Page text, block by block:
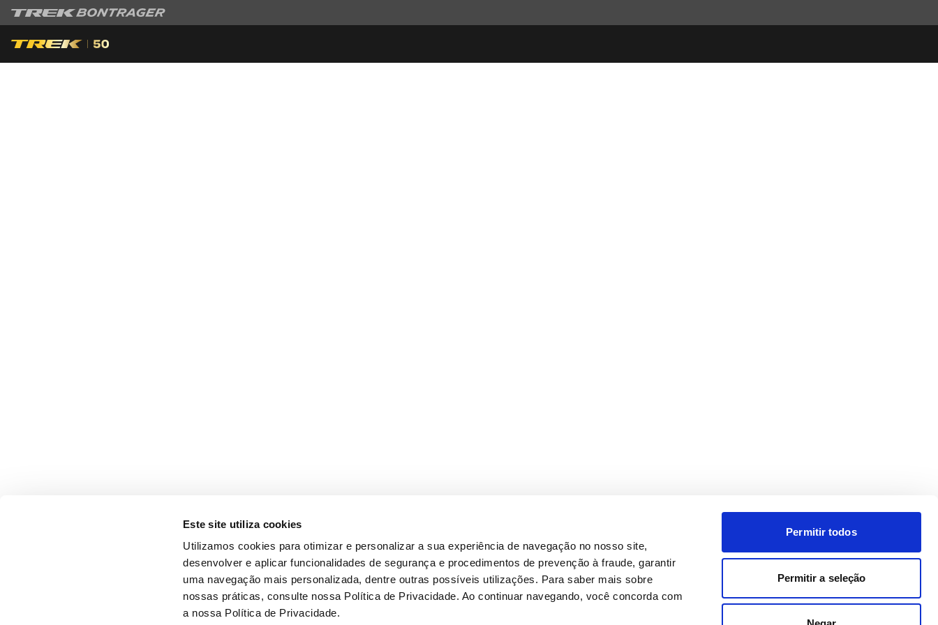
Este site utiliza cookies
Utilizamos cookies para otimizar e personalizar a sua experiência de navegação no nosso site,
desenvolver e aplicar funcionalidades de segurança e procedimentos de prevenção à fraude, garantir
uma navegação mais personalizada, dentre outras possíveis utilizações. Para saber mais sobre
nossas práticas, consulte nossa Política de Privacidade. Ao continuar navegando, você concorda com
a nossa Política de Privacidade.
Permitir todos
Permitir a seleção